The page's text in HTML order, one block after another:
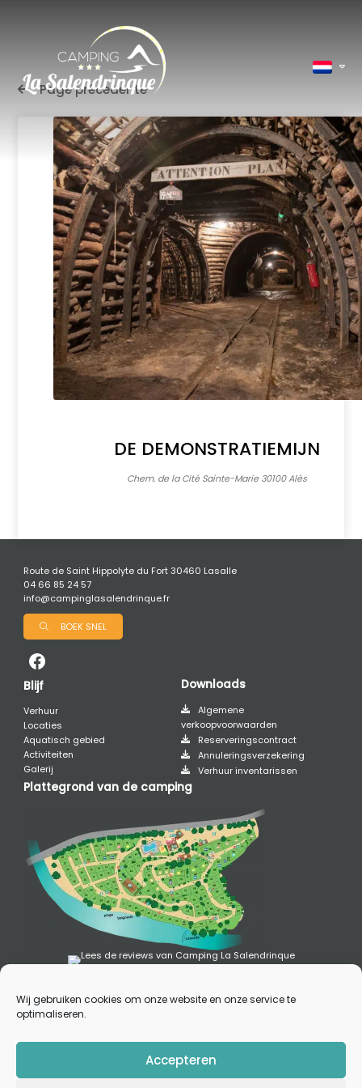
Wij gebruiken cookies om onze website en onze service te
optimaliseren.
Accepteren
Page précedente
DE DEMONSTRATIEMIJN
Chem. de la Cité Sainte-Marie 30100 Alès
Route de Saint Hippolyte du Fort 30460 Lasalle
04 66 85 24 57
info@campinglasalendrinque.fr
BOEK SNEL
Blijf
Verhuur
Locaties
Aquatisch gebied
Activiteiten
Galerij
Downloads
Algemene
verkoopvoorwaarden
Reserveringscontract
Annuleringsverzekering
Verhuur inventarissen
Plattegrond van de camping
Reproductie verboden | Realisatie :